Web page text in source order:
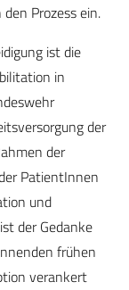
Prozess ein.
ist die
in
der
der
PatientInnen
und
der Gedanke
frühen
verankert